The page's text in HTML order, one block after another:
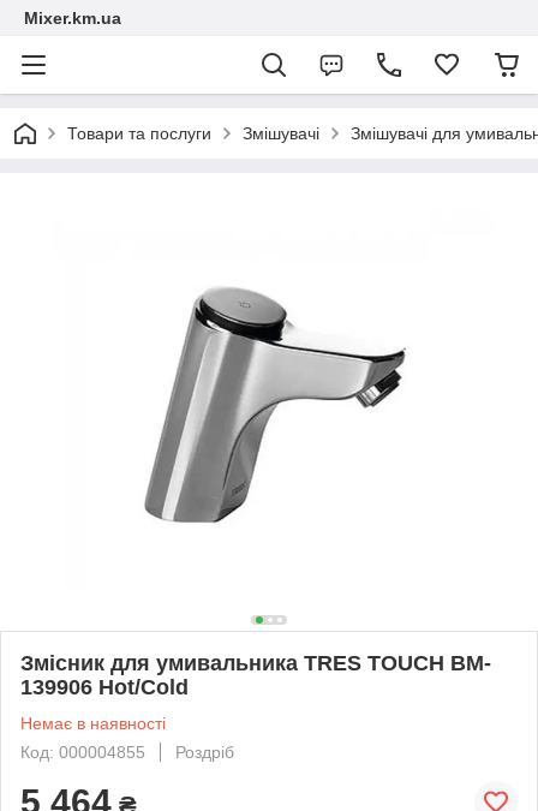
Mixer.km.ua
Товари та послуги Змішувачі Змішувачі для
Змісник для умивальника TRES TOUCH BM-
139906 Hot/Cold
Немає в наявності
Код: 000004855
Роздріб
5 464